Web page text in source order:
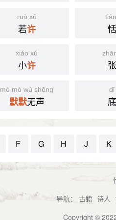
ruò xǔ
若许 恬
xiǎo xǔ
小许
mò mò wú shēng
默默无声
dǐ
F G H J K
导航： 古籍 诗人
Copyright ©